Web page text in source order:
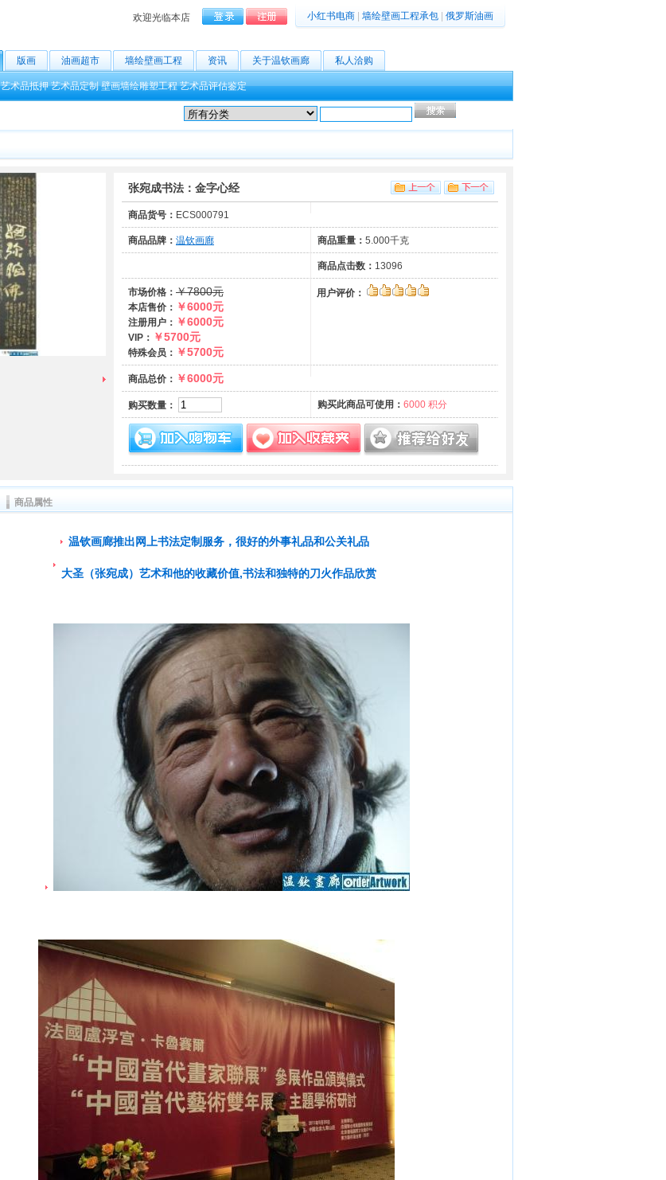
欢迎光临本店 小红书电商 墙绘壁画工程承包 俄罗斯油画
版画 油画超市 墙绘壁画工程 资讯 关于温钦画廊 私人洽购
艺术品抵押 艺术品定制 壁画墙绘雕塑工程 艺术品评估鉴定
张宛成书法：金字心经
商品货号： ECS000791
商品品牌： 温钦画廊 商品重量： 5.000千克
商品点击数： 13096
市场价格： ￥7800元
本店售价： ￥6000元
注册用户： ￥6000元
VIP： ￥5700元
特殊会员： ￥5700元
用户评价：
商品总价： ￥6000元
购买数量： 购买此商品可使用： 6000 积分
商品属性
温钦画廊推出网上书法定制服务，很好的外事礼品和公关礼品
大圣（张宛成）艺术和他的收藏价值,书法和独特的刀火作品欣赏